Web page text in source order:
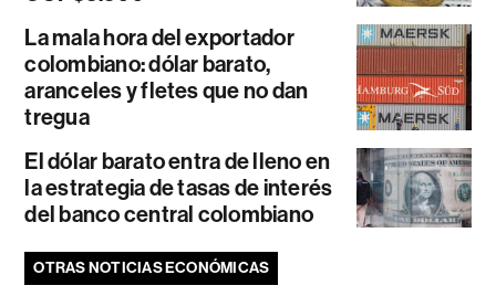
La mala hora del exportador
colombiano: dólar barato,
aranceles y fletes que no dan
tregua
El dólar barato entra de lleno en
la estrategia de tasas de interés
del banco central colombiano
OTRAS NOTICIAS ECONÓMICAS